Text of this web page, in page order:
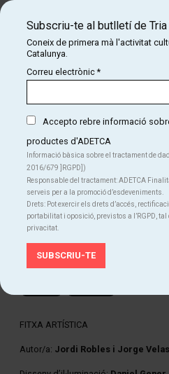
CARTELLERA
HISTÒRIA D'UN FRACÀS: L'ASCENS DELS FEIXISMES
FEIXISMES
Del dc. 18.12.24al dg. 29.03.26
Sala Fènix
Durada:90 min
Teatre
Idiomes
FITXA ARTÍSTICA
Autor/a: Jordi Robles i Jorge
Subscriu-te al butlletí de Tria
Coneix de primera mà l'activitat
Catalunya.
Correu electrònic*
Accepto rebre informació
productes d'ADETCA
Informació bàsica sobre el tractament de
2016/679 ]RGPD])
Responsable del tractament: ADETCA
serveis per a la promoció d’esdeveniments.
Drets: Pot exercir els drets d’accés,
portabilitat i oposició, previstos a l’RGPD,
privacitat.